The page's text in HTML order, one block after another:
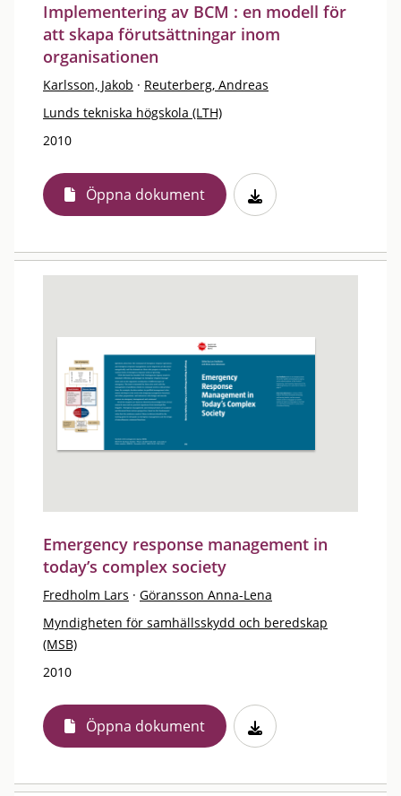
Implementering av BCM : en modell för
att skapa förutsättningar inom
organisationen
Karlsson, Jakob · Reuterberg, Andreas
Lunds tekniska högskola (LTH)
2010
Öppna dokument
Emergency response management in
today’s complex society
Fredholm Lars · Göransson Anna-Lena
Myndigheten för samhällsskydd och beredskap
(MSB)
2010
Öppna dokument